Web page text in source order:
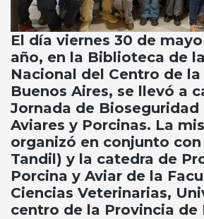
El día viernes 30 de
año, en la Biblioteca de
Nacional del Centro de
Buenos Aires, se llevó a
Jornada de Bioseguridad
Aviares y Porcinas. La
organizó en conjunto con
Tandil) y la catedra de
Porcina y Aviar de la
Ciencias Veterinarias,
centro de la Provincia de